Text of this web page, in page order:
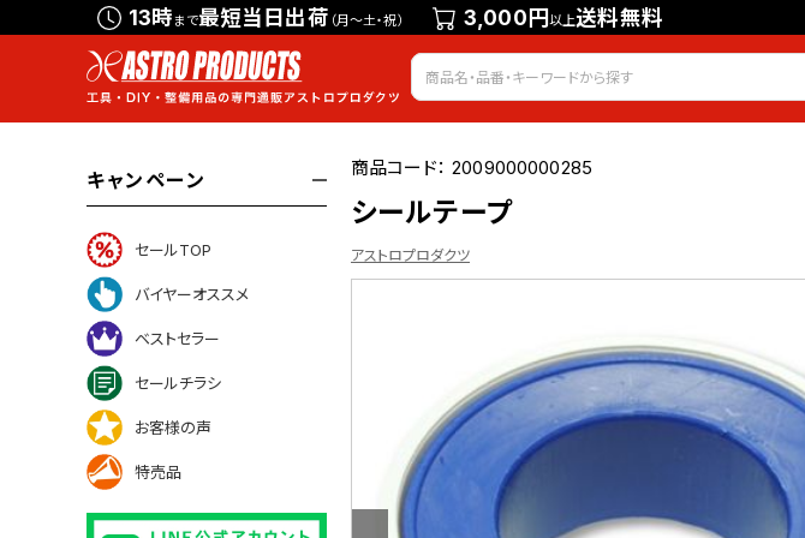
13時まで最短当日出荷 （月～土・祝） 3,000円以上送料無料
会員登録 ログイン お気に入り
キャンペーン
セールTOP
バイヤーオススメ
ベストセラー
セールチラシ
お客様の声
特売品
商品コード：2009000000285
シールテープ
アストロプロダクツ